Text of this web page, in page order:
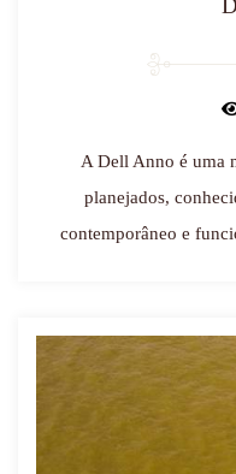
A Dell Anno é uma
planejados,
contemporâneo e